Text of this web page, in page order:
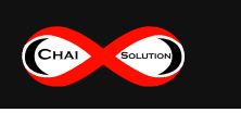
content
กล้อง
วงจรปิด
Hilook